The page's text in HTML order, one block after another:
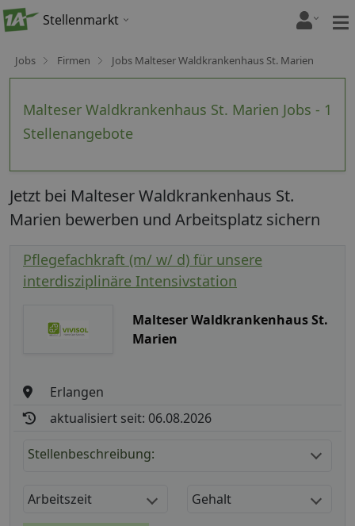
Stellenmarkt
Jobs Firmen Jobs Malteser Waldkrankenhaus St. Marien
Malteser Waldkrankenhaus St. Marien Jobs - 1
Stellenangebote
Jetzt bei Malteser Waldkrankenhaus St.
Marien bewerben und Arbeitsplatz sichern
Pflegefachkraft (m/ w/ d) für unsere
interdisziplinäre Intensivstation
Malteser Waldkrankenhaus St.
Marien
Erlangen
aktualisiert seit: 06.08.2026
Stellenbeschreibung:
Arbeitszeit Gehalt